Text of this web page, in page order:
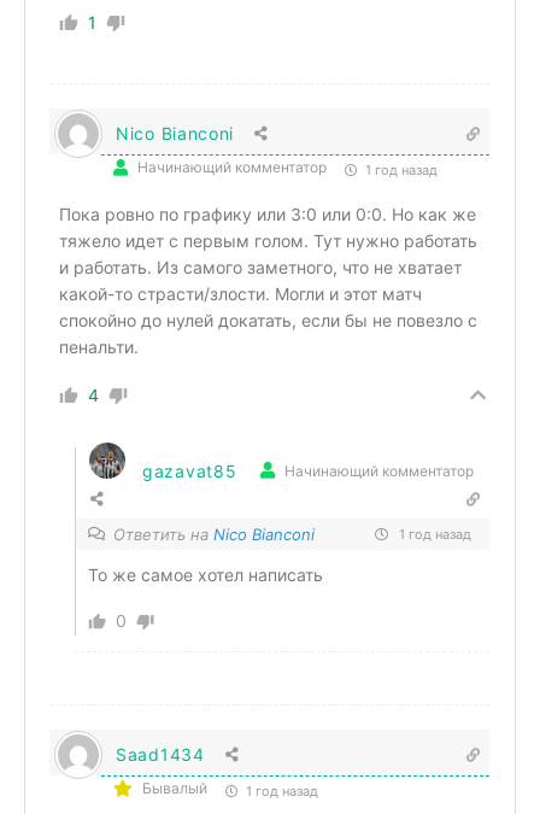
1
Nico Bianconi
Начинающий комментатор 1 год назад
Пока ровно по графику или 3:0 или 0:0. Но как же
тяжело идет с первым голом. Тут нужно работать
и работать. Из самого заметного, что не хватает
какой-то страсти/злости. Могли и этот матч
спокойно до нулей докатать, если бы не повезло с
пенальти.
4
gazavat85 Начинающий комментатор
Ответить на Nico Bianconi 1 год назад
То же самое хотел написать
0
Saad1434
Бывалый 1 год назад